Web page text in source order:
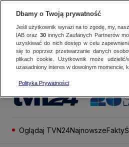
Oglądaj TVN24NajnowszeFakty
Dbamy o Twoją prywatność
Jeśli użytkownik wyrazi na to zgodę, my,
IAB oraz 30innych Zaufanych Partnerów
uzyskiwać do nich dostęp w celu
się to poprzez przetwarzanie danych
plikach cookie. Użytkownik może
uzasadniony interes w dowolnym momencie,
Polityka Prywatności